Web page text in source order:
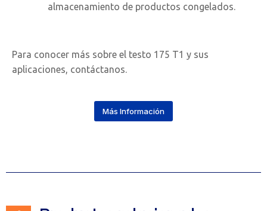
almacenamiento de productos congelados.
Para conocer más sobre el testo 175 T1 y sus
aplicaciones, contáctanos.
Más Información